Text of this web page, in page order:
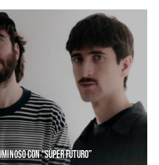
CON “SÚPER FUTURO”